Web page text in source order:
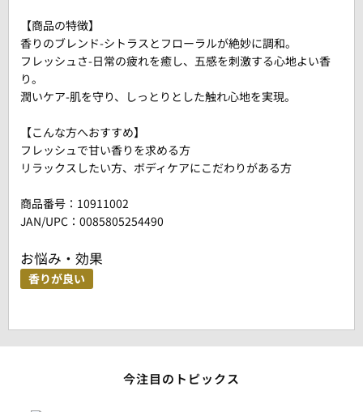
【商品の特徴】
香りのブレンド-シトラスとフローラルが絶妙に調和。
フレッシュさ-日常の疲れを癒し、五感を刺激する心地よい香
り。
潤いケア-肌を守り、しっとりとした触れ心地を実現。
【こんな方へおすすめ】
フレッシュで甘い香りを求める方
リラックスしたい方、ボディケアにこだわりがある方
商品番号： 10911002
JAN/UPC：0085805254490
お悩み・効果
香りが良い
今注目のトピックス